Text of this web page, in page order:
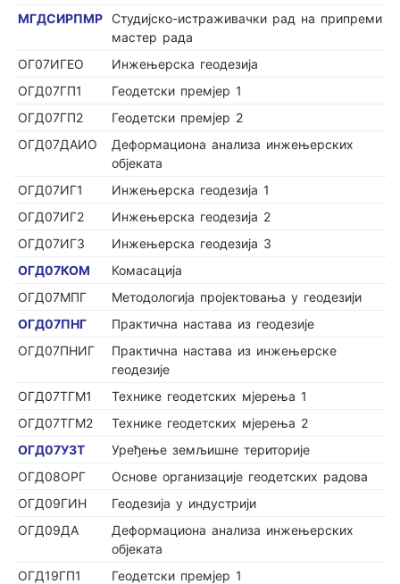
МГДСИРПМР
Студијско-истраживачки рад на припреми
мастер рада
ОГ07ИГЕО
Инжењерска геодезија
ОГД07ГП1
Геодетски премјер 1
ОГД07ГП2
Геодетски премјер 2
ОГД07ДАИО
Деформациона анализа инжењерских
објеката
ОГД07ИГ1
Инжењерска геодезија 1
ОГД07ИГ2
Инжењерска геодезија 2
ОГД07ИГ3
Инжењерска геодезија 3
ОГД07КОМ
Комасација
ОГД07МПГ
Методологија пројектовања у геодезији
ОГД07ПНГ
Практична настава из геодезије
ОГД07ПНИГ
Практична настава из инжењерске
геодезије
ОГД07ТГМ1
Технике геодетских мјерења 1
ОГД07ТГМ2
Технике геодетских мјерења 2
ОГД07УЗТ
Уређење земљишне територије
ОГД08ОРГ
Основе организације геодетских радова
ОГД09ГИН
Геодезија у индустрији
ОГД09ДА
Деформациона анализа инжењерских
објеката
ОГД19ГП1
Геодетски премјер 1